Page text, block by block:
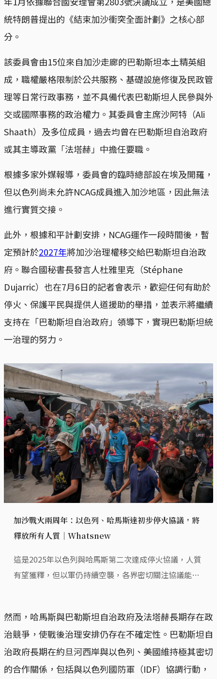
統特朗普提出的《結束加沙衝突全面計劃》之核心部
分。
該委員會由15位來自加沙走廊的巴勒斯坦本土精英組
成，職權嚴格限制於公共服務、基礎設施修復及民政管
理等日常行政事務，並不具備代表巴勒斯坦人民參與外
交或國際事務的政治權力。其委員會主席沙阿特（Ali
Shaath）及多位成員，過去均曾在巴勒斯坦自治政府
或其主導政黨「法塔赫」中擔任要職。
根據多家外媒報導，委員會的臨時總部設在埃及開羅，
但以色列尚未允許NCAG成員進入加沙地區，因此無法
進行實質交接。
此外，根據和平計劃安排，NCAG運作一段時間後，暫
定預計於2027年將加沙治理權移交給巴勒斯坦自治政
府。聯合國秘書長發言人杜雅里克（Stéphane
Dujarric）也在7月6日的記者會表示，歡迎任何有助於
停火、保護平民與提供人道援助的舉措，並表示將繼續
支持在「巴勒斯坦自治政府」領導下，實現巴勒斯坦統
一治理的努力。
加沙戰火兩周年：以色列、哈馬斯達初步停火協議，將
釋放所有人質｜Whatsnew
這是2025年以色列與哈馬斯第二次達成停火協議，人質
有望獲釋，但以軍仍持續空襲，各界密切關注協議能否
然而，哈馬斯與巴勒斯坦自治政府及法塔赫長期存在政
治競爭，使戰後治理安排仍存在不確定性。巴勒斯坦自
治政府長期在約旦河西岸與以色列、美國維持極其密切
的合作關係，包括與以色列國防軍（IDF）協調行動，